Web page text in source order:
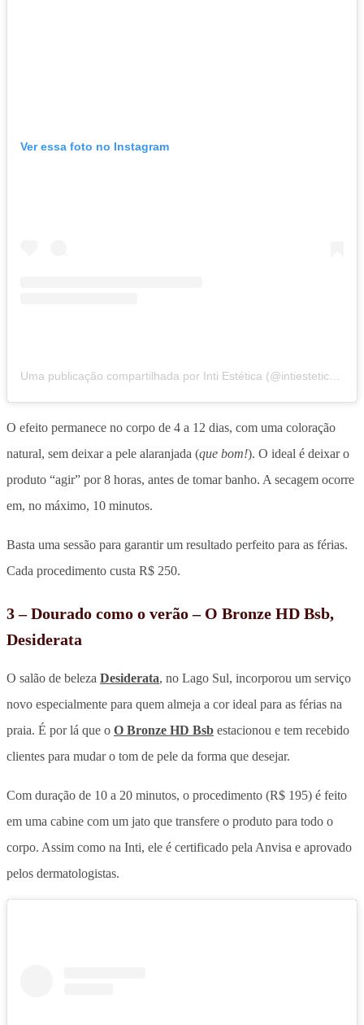
Ver essa foto no Instagram
O efeito permanece no corpo de 4 a 12 dias, com uma coloração
natural, sem deixar a pele alaranjada (que bom!). O ideal é deixar o
produto “agir” por 8 horas, antes de tomar banho. A secagem ocorre
em, no máximo, 10 minutos.
Basta uma sessão para garantir um resultado perfeito para as férias.
Cada procedimento custa R$ 250.
3 – Dourado como o verão – O Bronze HD Bsb,
Desiderata
O salão de beleza Desiderata, no Lago Sul, incorporou um serviço
novo especialmente para quem almeja a cor ideal para as férias na
praia. É por lá que o O Bronze HD Bsb estacionou e tem recebido
clientes para mudar o tom de pele da forma que desejar.
Com duração de 10 a 20 minutos, o procedimento (R$ 195) é feito
em uma cabine com um jato que transfere o produto para todo o
corpo. Assim como na Inti, ele é certificado pela Anvisa e aprovado
pelos dermatologistas.